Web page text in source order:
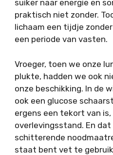
suiker naar energie en
praktisch niet zonder.
lichaam een tijdje
een periode van vasten.
Vroeger, toen we onze
plukte, hadden we ook
onze beschikking. In de
ook een glucose
ergens een tekort van
overlevingsstand. En
schitterende
staat bent vet te